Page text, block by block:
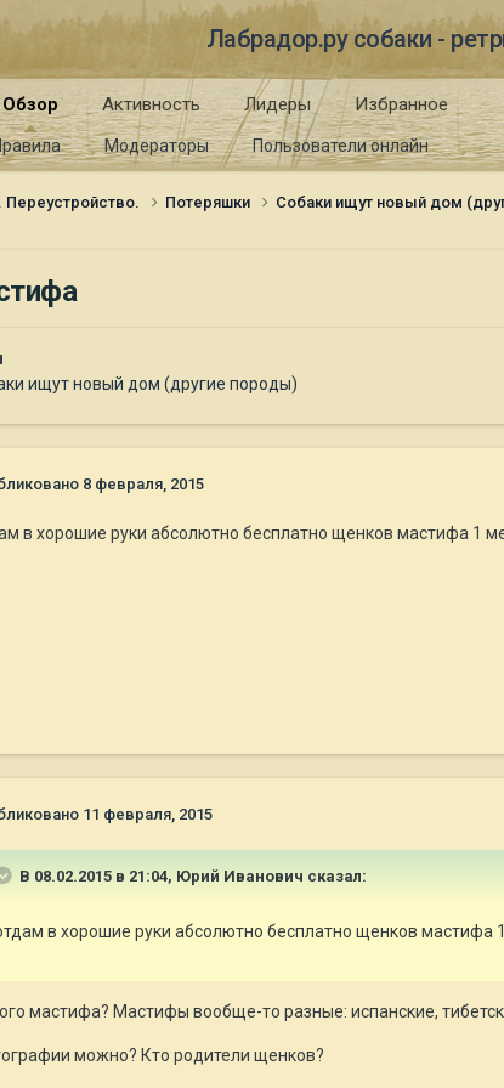
Лабрадор.ру собаки -
Обзор
Модераторы Пользователи онлайн
Активность Лидеры Избранное
Потеряшки Собаки ищут новый дом
ищут новый дом (другие породы)
8 февраля, 2015
в хорошие руки абсолютно бесплатно щенков мастифа 1
11 февраля, 2015
В 08.02.2015 в 21:04, Юрий Иванович сказал:
в хорошие руки абсолютно бесплатно щенков мастифа
мастифа? Мастифы вообще-то разные: испанские,
можно? Кто родители щенков?